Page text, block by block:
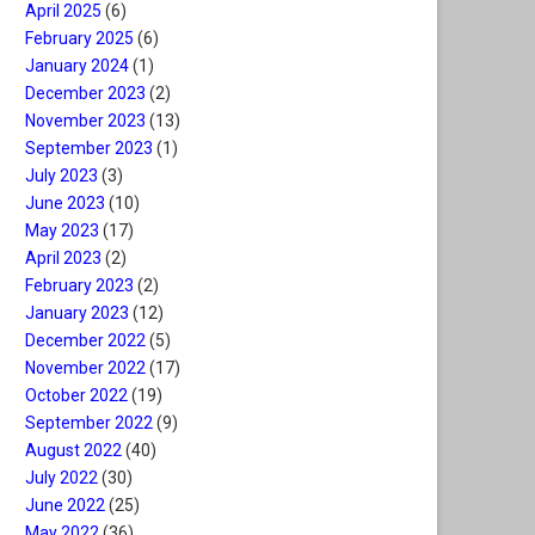
April 2025 (6)
February 2025 (6)
January 2024(1)
December 2023 (2)
November 2023 (13)
September 2023 (1)
July 2023 (3)
June 2023 (10)
May 2023 (17)
April 2023 (2)
February 2023 (2)
January 2023 (12)
December 2022 (5)
November 2022 (17)
October 2022 (19)
September 2022 (9)
August 2022 (40)
July 2022 (30)
June 2022 (25)